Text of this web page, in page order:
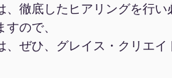
、徹底したヒアリングを行
ので、
ぜひ、グレイス・クリエイ